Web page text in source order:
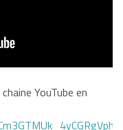
YouTube en